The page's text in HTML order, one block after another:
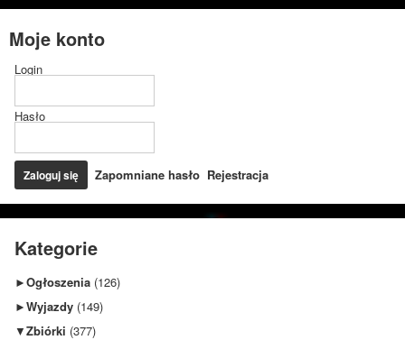
Moje konto
Login
Hasło
Zapomniane hasło Rejestracja
Kategorie
►Ogłoszenia (126)
►Wyjazdy (149)
▼Zbiórki (377)